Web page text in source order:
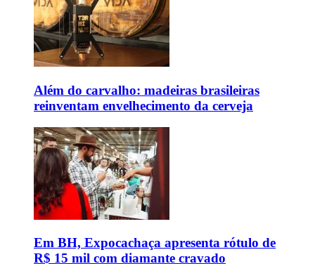
Além do carvalho: madeiras brasileiras
reinventam envelhecimento da cerveja
Em BH, Expocachaça apresenta rótulo de
R$ 15 mil com diamante cravado